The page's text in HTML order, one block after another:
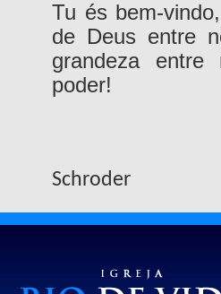
Tu és bem-
de Deus entre
grandeza
poder!
Schroder